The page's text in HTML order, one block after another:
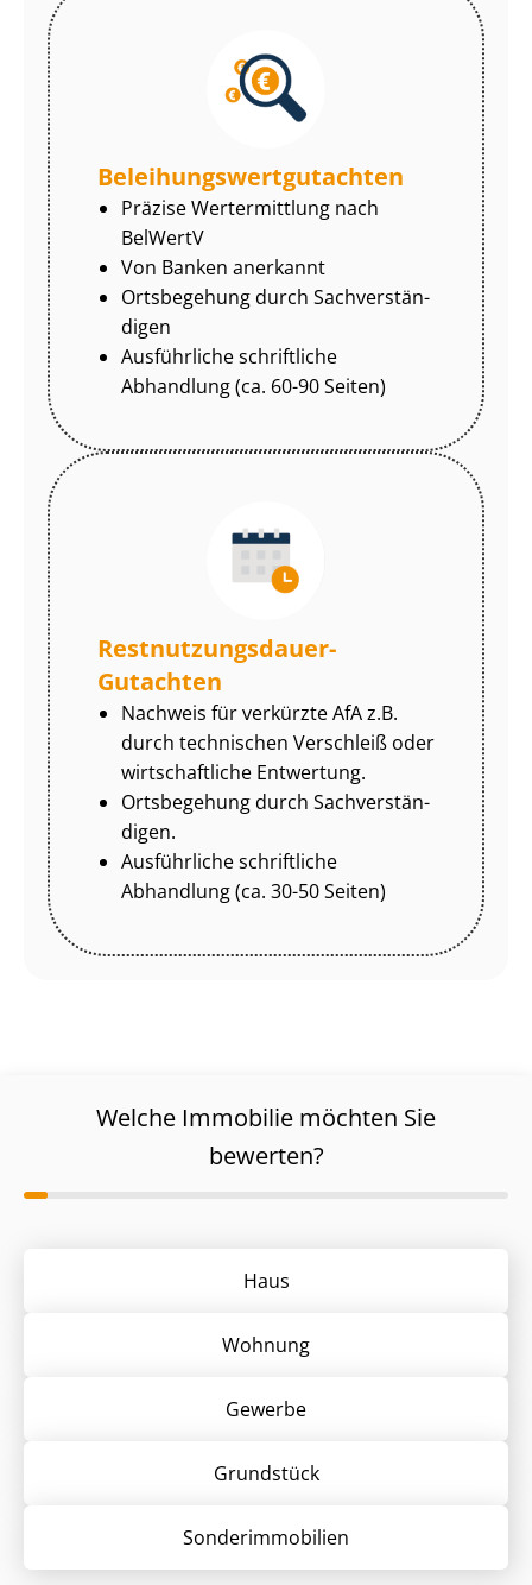
Be­lei­hungs­wert­gut­ach­ten
Präzise Wertermittlung nach
BelWertV
Von Banken anerkannt
Ortsbegehung durch Sach­ver­stän­
di­gen
Ausführliche schriftliche
Abhandlung (ca. 60-90 Seiten)
Rest­nut­zungs­dau­er-
Gutachten
Nachweis für verkürzte AfA z.B.
durch technischen Verschleiß oder
wirtschaftliche Entwertung.
Ortsbegehung durch Sach­ver­stän­
di­gen.
Ausführliche schriftliche
Abhandlung (ca. 30-50 Seiten)
Welche Immobilie möchten Sie
bewerten?
Haus
Wohnung
Gewerbe
Grund­stück
Sonder­immobilien